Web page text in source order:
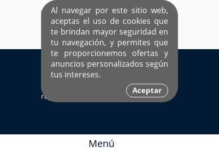
Al navegar por este sitio web,
aceptas el uso de cookies que
te brindan mayor seguridad en
tu navegación, y permites que
te proporcionemos ofertas y
anuncios personalizados según
tus intereses.
Aceptar
EL ÚNICO SITIO DEDICADO A SOLTEROS
HISPANOS COMO TÚ
Ingresa aquí
Sí ya estás
registrado
Menú